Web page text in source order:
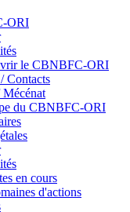
ORI
le CBNBFC-ORI
Contacts
du CBNBFC-ORI
en cours
d'actions